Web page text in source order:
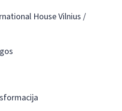
House Vilnius /